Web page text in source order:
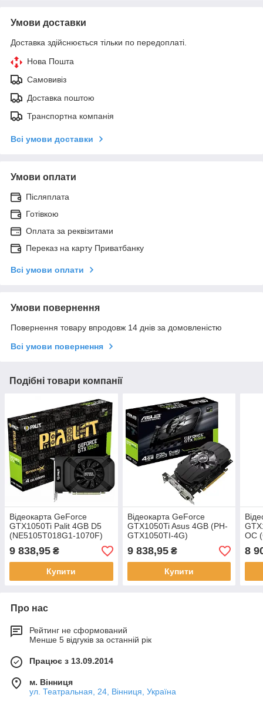
Умови доставки
Доставка здійснюється тільки по передоплаті.
Нова Пошта
Самовивіз
Доставка поштою
Транспортна компанія
Всі умови доставки
Умови оплати
Післяплата
Готівкою
Оплата за реквізитами
Переказ на карту Приватбанку
Всі умови оплати
Умови повернення
Повернення товару впродовж 14 днів за домовленістю
Всі умови повернення
Подібні товари компанії
Відеокарта GeForce
GTX1050Ti Palit 4GB D5
(NE5105T018G1-1070F)
9 838,95 ₴
Купити
Відеокарта GeForce
GTX1050Ti Asus 4GB (PH-
GTX1050TI-4G)
9 838,95₴
Купити
OC
8
Про нас
Рейтинг не сформований
Менше 5 відгуків за останній рік
Працює з 13.09.2014
м. Вінниця
ул. Театральная, 24, Вінниця, Україна